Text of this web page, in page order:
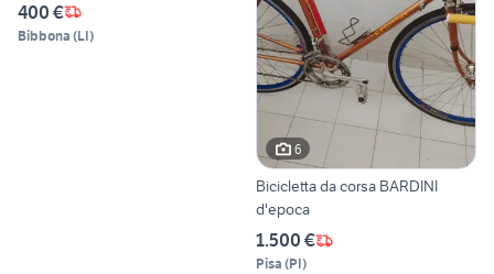
400 €
Bibbona (LI)
6
Bicicletta da corsa BARDINI
d'epoca
1.500 €
Pisa (PI)